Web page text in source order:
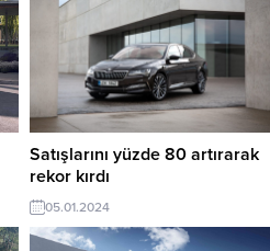
Satışlarını yüzde 80 artırarak
rekor kırdı
05.01.2024